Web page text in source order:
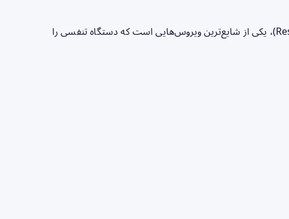
ویروس سین‌سیشیال تنفسی (Respiratory Syncytial Virus)، یکی از شایع‌ترین ویروس‌هایی است که دستگاه تنفسی را